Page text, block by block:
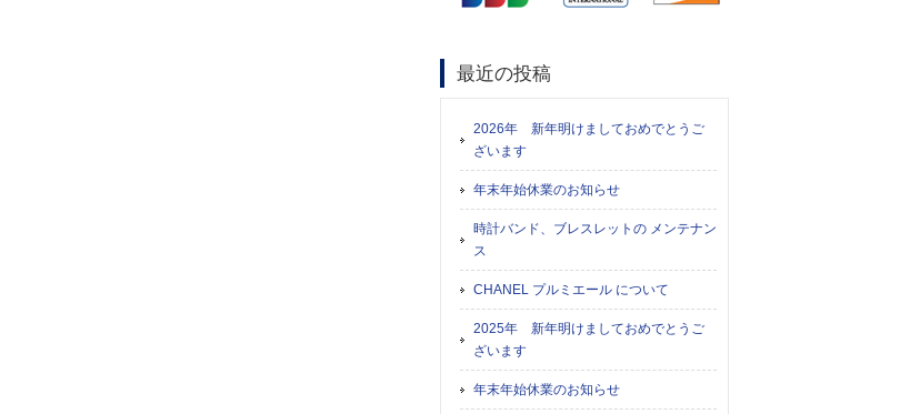
最近の投稿
2026年 新年明けましておめでとうご
ざいます
年末年始休業のお知らせ
時計バンド、ブレスレットの メンテナン
ス
CHANEL プルミエール について
2025年 新年明けましておめでとうご
ざいます
年末年始休業のお知らせ